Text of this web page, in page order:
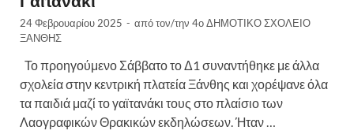
24 Φεβρουαρίου 2025 - από τον/την 4ο ΔΗΜΟΤΙΚΟ ΣΧΟΛΕΙΟ
ΞΑΝΘΗΣ
Το προηγούμενο Σάββατο το Δ1 συναντήθηκε με άλλα
σχολεία στην κεντρική πλατεία Ξάνθης και χορέψανε όλα
τα παιδιά μαζί το γαϊτανάκι τους στο πλαίσιο των
Λαογραφικών Θρακικών εκδηλώσεων. Ήταν …